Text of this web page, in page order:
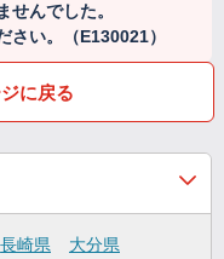
せんでした。
さい。（E130021）
に戻る
長崎県
大分県